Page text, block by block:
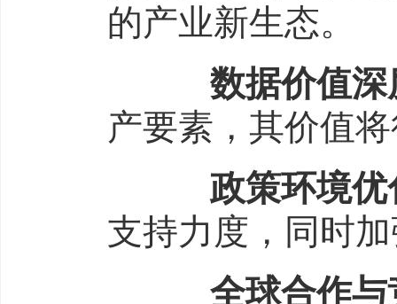
的产业新生态。
数据价值深
产要素，其价值
政策环境优
支持力度，同时
全球合作与